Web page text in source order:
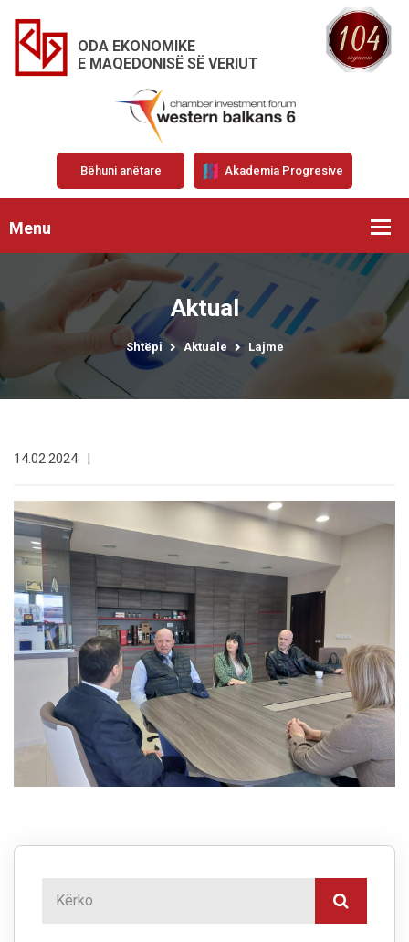
ODA EKONOMIKE
E MAQEDONISË SË VERIUT
Bëhuni anëtare Akademia Progresive
Menu
Aktual
Shtëpi Aktuale Lajme
14.02.2024 |